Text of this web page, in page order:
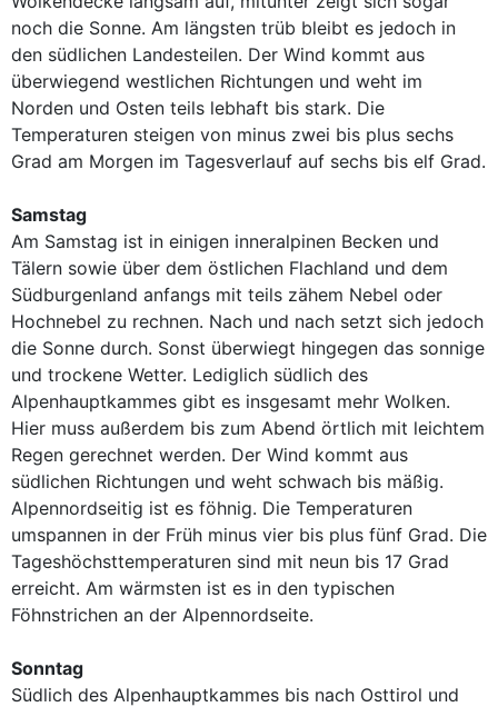
noch die Sonne. Am längsten trüb bleibt es jedoch in
den südlichen Landesteilen. Der Wind kommt aus
überwiegend westlichen Richtungen und weht im
Norden und Osten teils lebhaft bis stark. Die
Temperaturen steigen von minus zwei bis plus sechs
Grad am Morgen im Tagesverlauf auf sechs bis elf Grad.
Samstag
Am Samstag ist in einigen inneralpinen Becken und
Tälern sowie über dem östlichen Flachland und dem
Südburgenland anfangs mit teils zähem Nebel oder
Hochnebel zu rechnen. Nach und nach setzt sich jedoch
die Sonne durch. Sonst überwiegt hingegen das sonnige
und trockene Wetter. Lediglich südlich des
Alpenhauptkammes gibt es insgesamt mehr Wolken.
Hier muss außerdem bis zum Abend örtlich mit leichtem
Regen gerechnet werden. Der Wind kommt aus
südlichen Richtungen und weht schwach bis mäßig.
Alpennordseitig ist es föhnig. Die Temperaturen
umspannen in der Früh minus vier bis plus fünf Grad. Die
Tageshöchsttemperaturen sind mit neun bis 17 Grad
erreicht. Am wärmsten ist es in den typischen
Föhnstrichen an der Alpennordseite.
Sonntag
Südlich des Alpenhauptkammes bis nach Osttirol und